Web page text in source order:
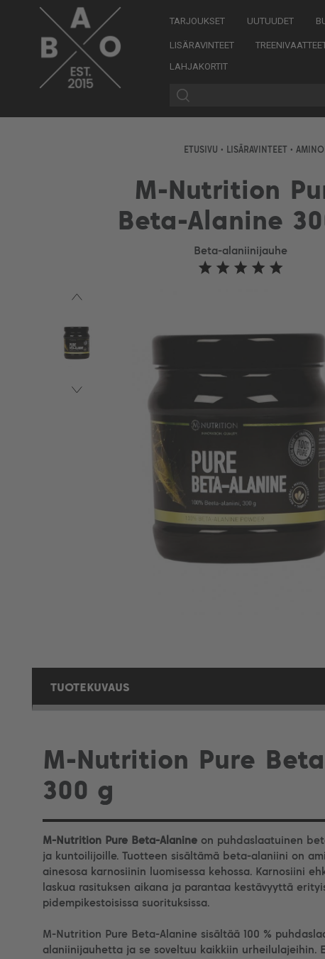
TARJOUKSET UUTUUDET
LISÄRAVINTEET
LAHJAKORTIT
ETUSIVU • LISÄRAVINTEET •
M-Nutrition
Beta-Alanine
Beta-alaniinijauhe
TUOTEKUVAUS
M-Nutrition Pure
300 g
M-Nutrition Pure Beta-Alanine on puhdaslaatuinen
ja kuntoilijoille. Tuotteen sisältämä beta-alaniini on
ainesosa karnosiinin luomisessa kehossa. Karnosiini
laskua rasituksen aikana ja parantaa kestävyyttä
pidempikestoisissa suorituksissa.
M-Nutrition Pure Beta-Alanine sisältää 100 %
alaniinijauhetta ja se soveltuu kaikkiin urheilulajeihin.